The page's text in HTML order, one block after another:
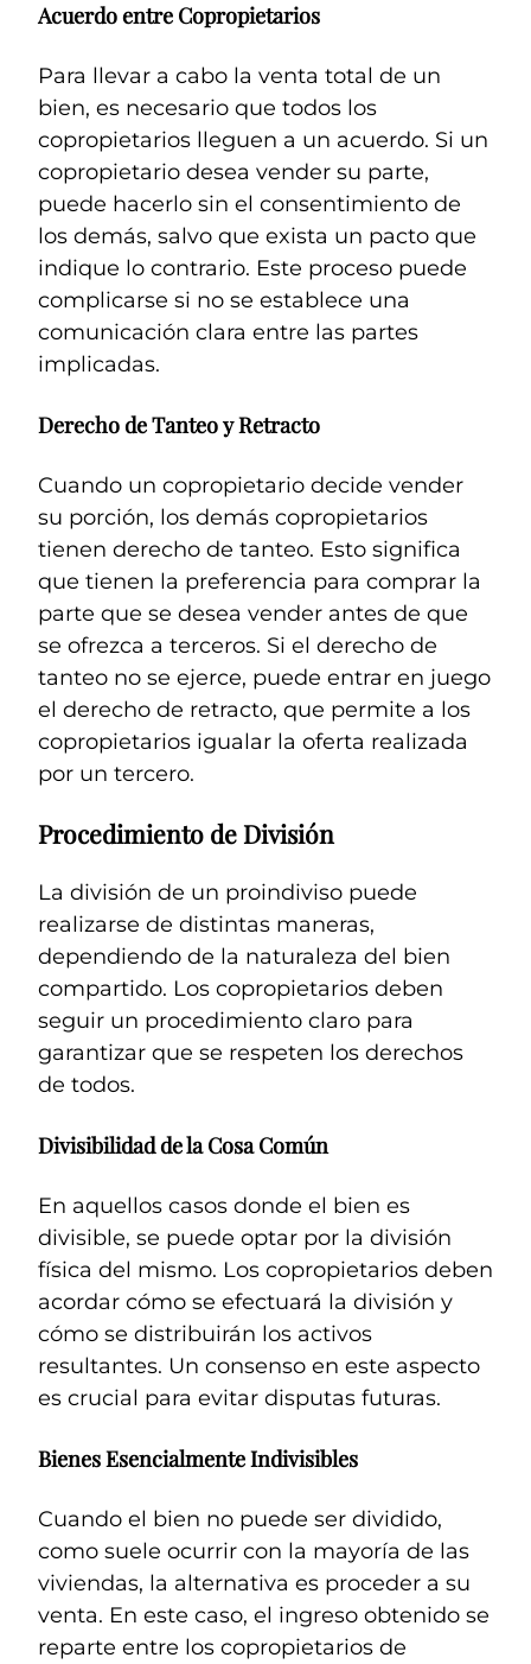
Acuerdo entre Copropietarios
Para llevar a cabo la venta total de un
bien, es necesario que todos los
copropietarios lleguen a un acuerdo. Si un
copropietario desea vender su parte,
puede hacerlo sin el consentimiento de
los demás, salvo que exista un pacto que
indique lo contrario. Este proceso puede
complicarse si no se establece una
comunicación clara entre las partes
implicadas.
Derecho de Tanteo y Retracto
Cuando un copropietario decide vender
su porción, los demás copropietarios
tienen derecho de tanteo. Esto significa
que tienen la preferencia para comprar la
parte que se desea vender antes de que
se ofrezca a terceros. Si el derecho de
tanteo no se ejerce, puede entrar en juego
el derecho de retracto, que permite a los
copropietarios igualar la oferta realizada
por un tercero.
Procedimiento de División
La división de un proindiviso puede
realizarse de distintas maneras,
dependiendo de la naturaleza del bien
compartido. Los copropietarios deben
seguir un procedimiento claro para
garantizar que se respeten los derechos
de todos.
Divisibilidad de la Cosa Común
En aquellos casos donde el bien es
divisible, se puede optar por la división
física del mismo. Los copropietarios deben
acordar cómo se efectuará la división y
cómo se distribuirán los activos
resultantes. Un consenso en este aspecto
es crucial para evitar disputas futuras.
Bienes Esencialmente Indivisibles
Cuando el bien no puede ser dividido,
como suele ocurrir con la mayoría de las
viviendas, la alternativa es proceder a su
venta. En este caso, el ingreso obtenido se
reparte entre los copropietarios de